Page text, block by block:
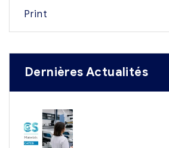
Print
Dernières Actualités